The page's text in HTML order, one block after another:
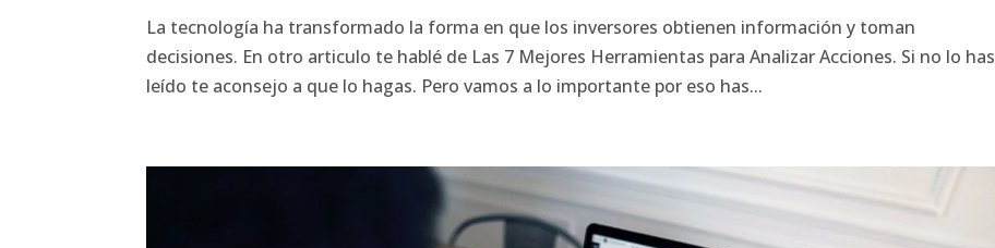
La tecnología ha transformado la forma en que los inversores obtienen información y toman
decisiones. En otro articulo te hablé de Las 7 Mejores Herramientas para Analizar Acciones. Si no lo has
leído te aconsejo a que lo hagas. Pero vamos a lo importante por eso has...